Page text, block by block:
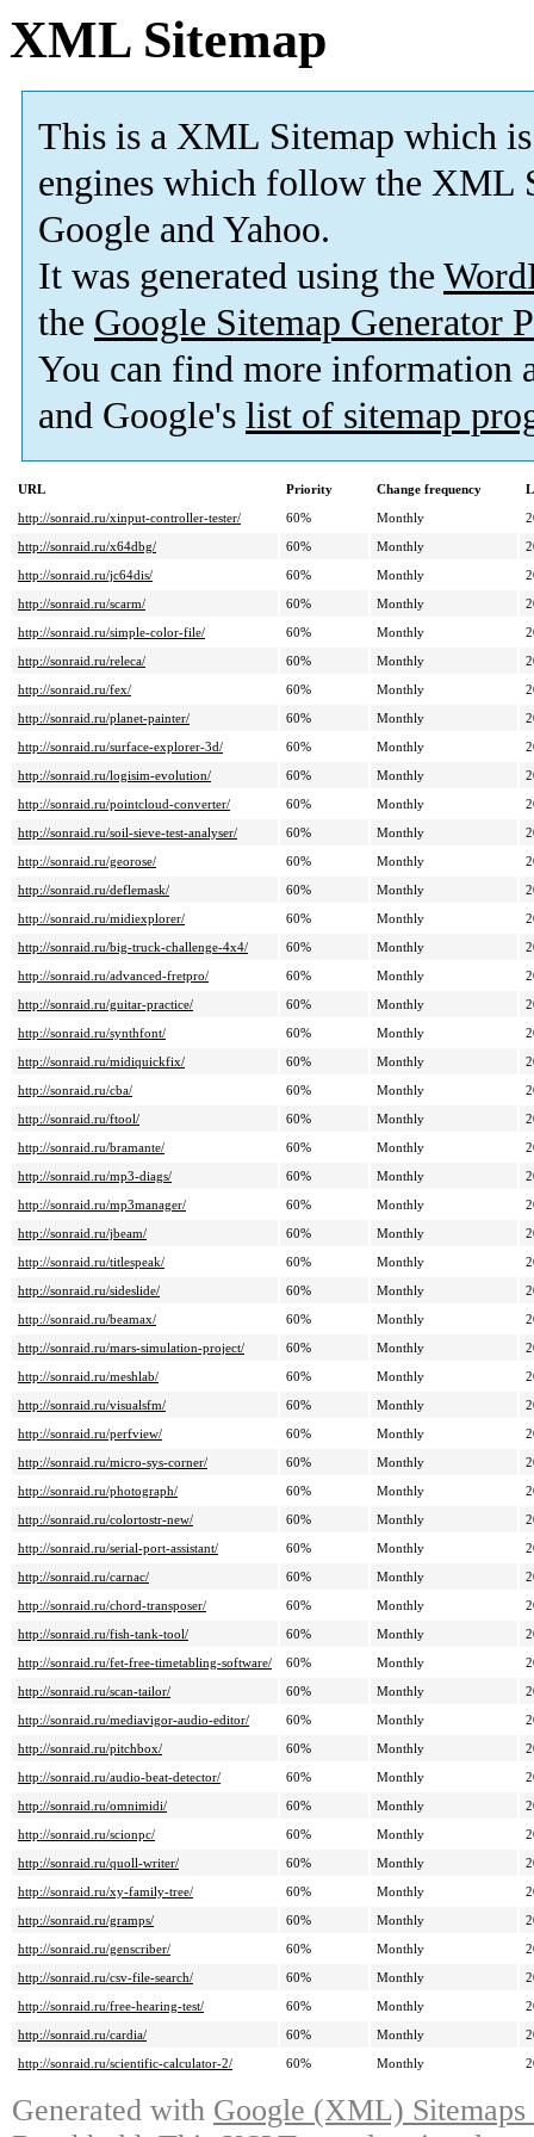
XML Sitemap
This is a XML Sitemap which is
engines which follow the XML
Google and Yahoo.
It was generated using the
the Google Sitemap Generator
You can find more information
and Google's list of sitemap
URL Priority Change frequency
http://sonraid.ru/xinput-controller-tester/
60% Monthly
http://sonraid.ru/x64dbg/
60% Monthly
http://sonraid.ru/jc64dis/
60% Monthly
http://sonraid.ru/scarm/
60% Monthly
http://sonraid.ru/simple-color-file/
60% Monthly
http://sonraid.ru/releca/
60% Monthly
http://sonraid.ru/fex/
60% Monthly
http://sonraid.ru/planet-painter/
60% Monthly
http://sonraid.ru/surface-explorer-3d/
60% Monthly
http://sonraid.ru/logisim-evolution/
60% Monthly
http://sonraid.ru/pointcloud-converter/
60% Monthly
http://sonraid.ru/soil-sieve-test-analyser/
60% Monthly
http://sonraid.ru/georose/
60% Monthly
http://sonraid.ru/deflemask/
60% Monthly
http://sonraid.ru/midiexplorer/
60% Monthly
http://sonraid.ru/big-truck-challenge-4x4/
60% Monthly
http://sonraid.ru/advanced-fretpro/
60% Monthly
http://sonraid.ru/guitar-practice/
60% Monthly
http://sonraid.ru/synthfont/
60% Monthly
http://sonraid.ru/midiquickfix/
60% Monthly
http://sonraid.ru/cba/
60% Monthly
http://sonraid.ru/ftool/
60% Monthly
http://sonraid.ru/bramante/
60% Monthly
http://sonraid.ru/mp3-diags/
60% Monthly
http://sonraid.ru/mp3manager/
60% Monthly
http://sonraid.ru/jbeam/
60% Monthly
http://sonraid.ru/titlespeak/
60% Monthly
http://sonraid.ru/sideslide/
60% Monthly
http://sonraid.ru/beamax/
60% Monthly
http://sonraid.ru/mars-simulation-project/
60% Monthly
http://sonraid.ru/meshlab/
60% Monthly
http://sonraid.ru/visualsfm/
60% Monthly
http://sonraid.ru/perfview/
60% Monthly
http://sonraid.ru/micro-sys-corner/
60% Monthly
http://sonraid.ru/photograph/
60% Monthly
http://sonraid.ru/colortostr-new/
60% Monthly
http://sonraid.ru/serial-port-assistant/
60% Monthly
http://sonraid.ru/carnac/
60% Monthly
http://sonraid.ru/chord-transposer/
60% Monthly
http://sonraid.ru/fish-tank-tool/
60% Monthly
http://sonraid.ru/fet-free-timetabling-software/
60% Monthly
http://sonraid.ru/scan-tailor/
60% Monthly
http://sonraid.ru/mediavigor-audio-editor/
60% Monthly
http://sonraid.ru/pitchbox/
60% Monthly
http://sonraid.ru/audio-beat-detector/
60% Monthly
http://sonraid.ru/omnimidi/
60% Monthly
http://sonraid.ru/scionpc/
60% Monthly
http://sonraid.ru/quoll-writer/
60% Monthly
http://sonraid.ru/xy-family-tree/
60% Monthly
http://sonraid.ru/gramps/
60% Monthly
http://sonraid.ru/genscriber/
60% Monthly
http://sonraid.ru/csv-file-search/
60% Monthly
http://sonraid.ru/free-hearing-test/
60% Monthly
http://sonraid.ru/cardia/
60% Monthly
http://sonraid.ru/scientific-calculator-2/
60% Monthly
Generated with Google (XML)